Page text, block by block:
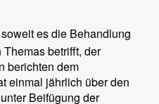
es die Behandlung
betrifft, der
berichten dem
einmal jährlich über den
Beifügung der